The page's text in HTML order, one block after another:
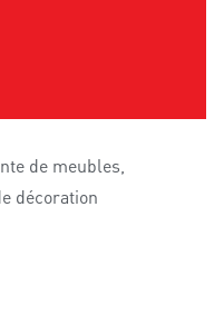
de meubles,
décoration